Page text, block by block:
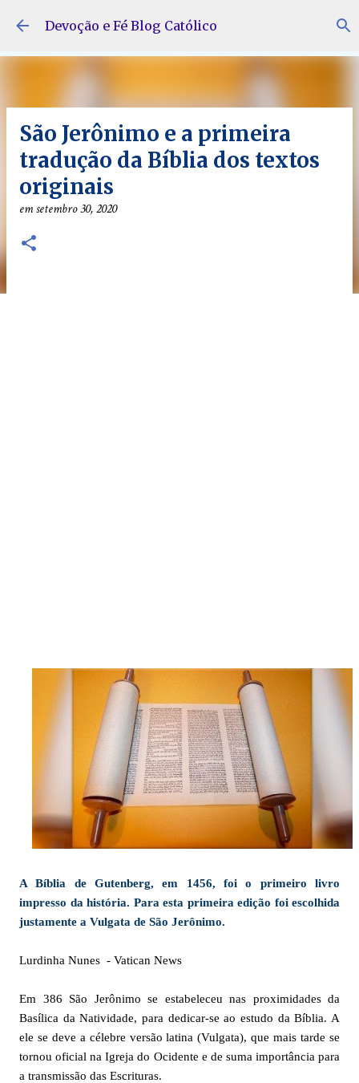
Pular para o conteúdo principal
Devoção e Fé Blog Católico
São Jerônimo e a primeira
tradução da Bíblia dos textos
originais
emsetembro 30, 2020
A Bíblia de Gutenberg, em 1456, foi o primeiro livro
impresso da história. Para esta primeira edição foi escolhida
justamente a Vulgata de São Jerônimo.
Lurdinha Nunes - Vatican News
Em 386 São Jerônimo se estabeleceu nas proximidades da
Basílica da Natividade, para dedicar-se ao estudo da Bíblia. A
ele se deve a célebre versão latina (Vulgata), que mais tarde se
tornou oficial na Igreja do Ocidente e de suma importância para
a transmissão das Escrituras.